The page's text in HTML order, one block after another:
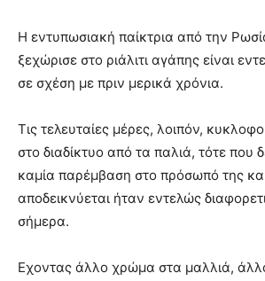
Η εντυπωσιακή παίκτρια από την
ξεχώρισε στο ριάλιτι αγάπης είναι
σε σχέση με πριν μερικά χρόνια.
Τις τελευταίες μέρες, λοιπόν,
στο διαδίκτυο από τα παλιά, τότε που
καμία παρέμβαση στο πρόσωπό της
αποδεικνύεται ήταν εντελώς
σήμερα.
Εχοντας άλλο χρώμα στα μαλλιά,